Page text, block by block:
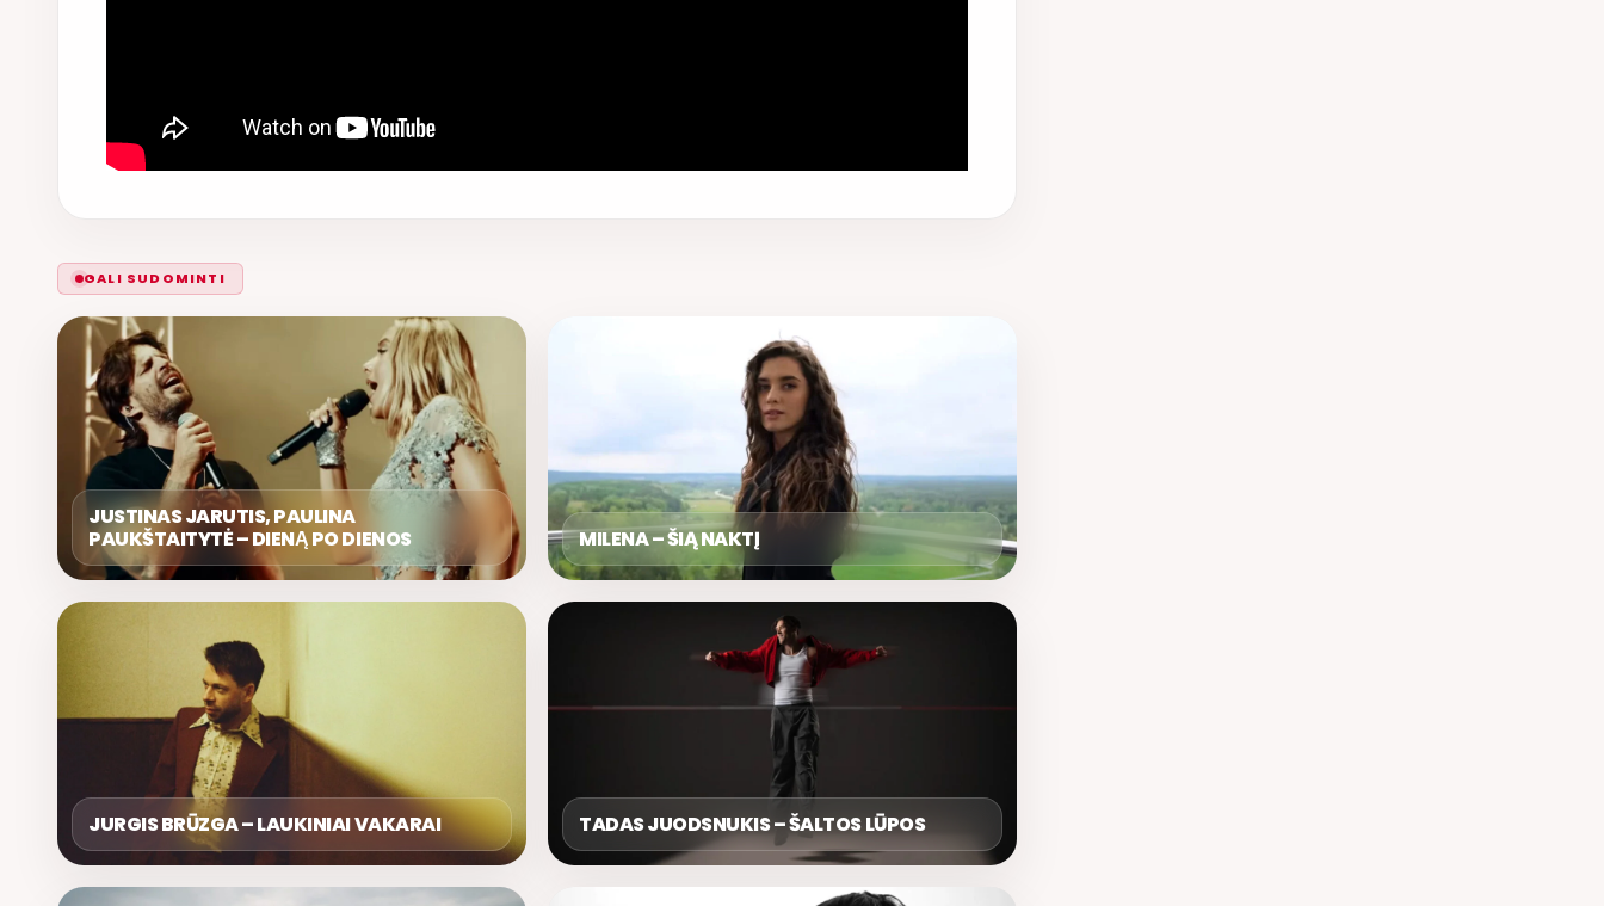
GALI SUDOMINTI
JUSTINAS JARUTIS, PAULINA
PAUKŠTAITYTĖ – DIENĄ PO DIENOS
MILENA – ŠIĄ NAKTĮ
JURGIS BRŪZGA – LAUKINIAI VAKARAI TADAS JUODSNUKIS – ŠALTOS LŪPOS